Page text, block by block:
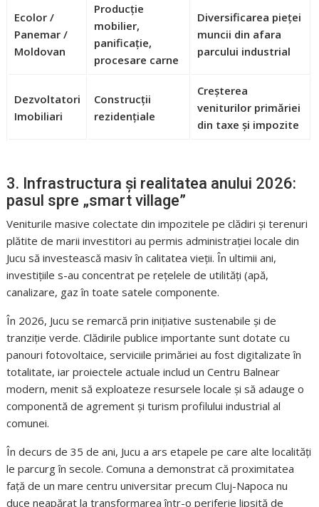
Ecolor /
Panemar /
Moldovan
Producție
mobilier,
panificație,
procesare carne
Diversificarea pieței
muncii din afara
parcului industrial
Dezvoltatori
Imobiliari
Construcții
rezidențiale
Creșterea
veniturilor primăriei
din taxe și impozite
3. Infrastructura și realitatea anului 2026:
pasul spre „smart village”
Veniturile masive colectate din impozitele pe clădiri și terenuri
plătite de marii investitori au permis administrației locale din
Jucu să investească masiv în calitatea vieții. În ultimii ani,
investițiile s-au concentrat pe rețelele de utilități (apă,
canalizare, gaz în toate satele componente.
În 2026, Jucu se remarcă prin inițiative sustenabile și de
tranziție verde. Clădirile publice importante sunt dotate cu
panouri fotovoltaice, serviciile primăriei au fost digitalizate în
totalitate, iar proiectele actuale includ un Centru Balnear
modern, menit să exploateze resursele locale și să adauge o
componentă de agrement și turism profilului industrial al
comunei.
În decurs de 35 de ani, Jucu a ars etapele pe care alte localități
le parcurg în secole. Comuna a demonstrat că proximitatea
față de un mare centru universitar precum Cluj-Napoca nu
duce neapărat la transformarea într-o periferie lipsită de